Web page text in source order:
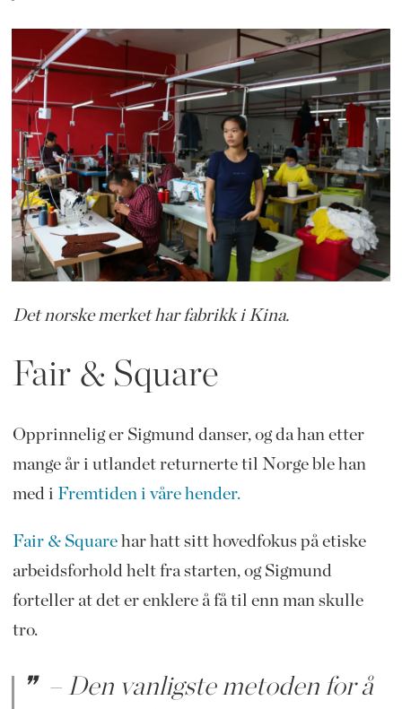
Det norske merket har fabrikk i Kina.
Fair & Square
Opprinnelig er Sigmund danser, og da han etter
mange år i utlandet returnerte til Norge ble han
med i Fremtiden i våre hender.
Fair & Squarehar hatt sitt hovedfokus på etiske
arbeidsforhold helt fra starten, og Sigmund
forteller at det er enklere å få til enn man skulle
tro.
– Den vanligste metoden for å